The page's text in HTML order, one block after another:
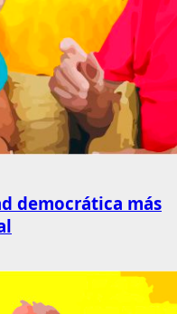
democrática más